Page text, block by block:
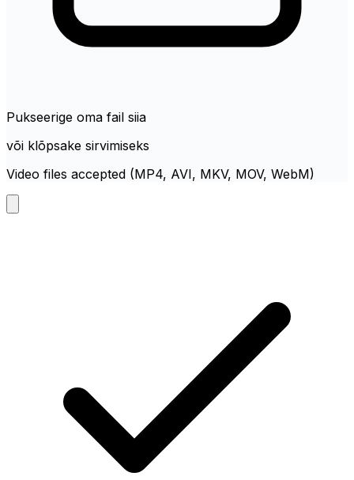
Pukseerige oma fail siia
või klõpsake sirvimiseks
Video files accepted (MP4, AVI, MKV, MOV, WebM)